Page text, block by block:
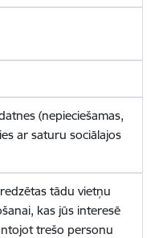
(nepieciešamas,
ar saturu sociālajos
tādu vietņu
kas jūs interesē
trešo personu